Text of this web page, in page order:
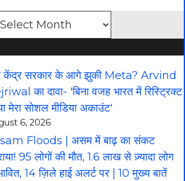
केंद्र सरकार के आगे झुकी Meta? Arvind
का दावा- 'बिना वजह भारत में रिस्ट्रिक्ट
मेरा सोशल मीडिया अकाउंट'
6, 2026
Floods | असम में बाढ़ का संकट
95 लोगों की मौत, 1.6 लाख से ज़्यादा लोग
14 ज़िले हाई अलर्ट पर | 10 मुख्य बातें